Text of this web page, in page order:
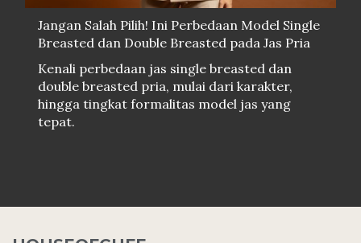
Jangan Salah Pilih! Ini Perbedaan Model Single
Breasted dan Double Breasted pada Jas Pria
Kenali perbedaan jas single breasted dan
double breasted pria, mulai dari karakter,
hingga tingkat formalitas model jas yang
tepat.